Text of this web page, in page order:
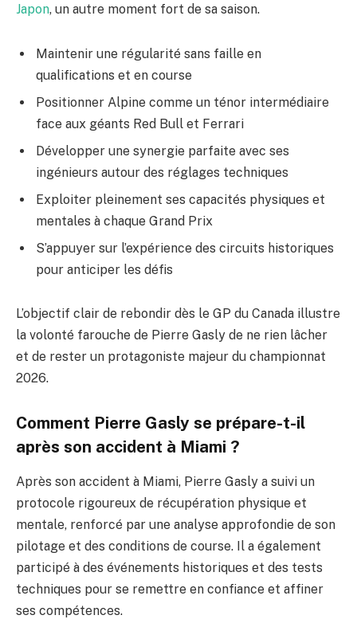
Japon, un autre moment fort de sa saison.
Maintenir une régularité sans faille en
qualifications et en course
Positionner Alpine comme un ténor intermédiaire
face aux géants Red Bull et Ferrari
Développer une synergie parfaite avec ses
ingénieurs autour des réglages techniques
Exploiter pleinement ses capacités physiques et
mentales à chaque Grand Prix
S’appuyer sur l’expérience des circuits historiques
pour anticiper les défis
L’objectif clair de rebondir dès le GP du Canada illustre
la volonté farouche de Pierre Gasly de ne rien lâcher
et de rester un protagoniste majeur du championnat
2026.
Comment Pierre Gasly se prépare-t-il
après son accident à Miami ?
Après son accident à Miami, Pierre Gasly a suivi un
protocole rigoureux de récupération physique et
mentale, renforcé par une analyse approfondie de son
pilotage et des conditions de course. Il a également
participé à des événements historiques et des tests
techniques pour se remettre en confiance et affiner
ses compétences.